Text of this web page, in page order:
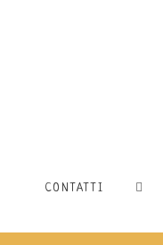
CONTATTI